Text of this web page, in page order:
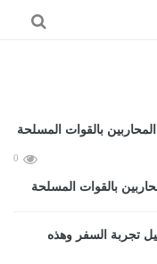
0
بالقوات المسلحة